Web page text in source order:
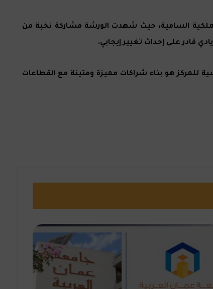
الملكية السامية، حيث شهدت الورشة مشاركة نخبة من
قادر على إحداث تغيير إيجابي.
للمركز هو بناء شراكات مميزة ومتينة مع القطاعات